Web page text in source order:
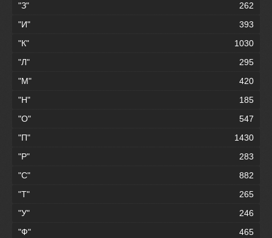
"З"
262
"И"
393
"К"
1030
"Л"
295
"М"
420
"Н"
185
"О"
547
"П"
1430
"Р"
283
"С"
882
"Т"
265
"У"
246
"Ф"
465